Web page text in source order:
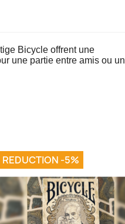
Bicycle offrent une
une partie entre amis ou un
REDUCTION -5%